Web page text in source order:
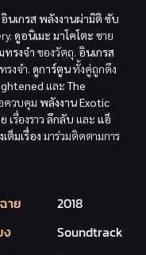
นเกรส พลังงานผ่ามิติ ซับ
ดูอนิเมะ มาโคโตะ ชาย
ทรงจำ ของวัตถุ. อินเกรส
งจำ. ดูการ์ตูนทั้งคู่ถูกดึง
และThe
ควบคุม พลังงาน Exotic
เรื่องราว ลึกลับ และ แอ็
ต็มเรื่อง มาร่วมติดตามการ
าย
2018
ง
Soundtrack